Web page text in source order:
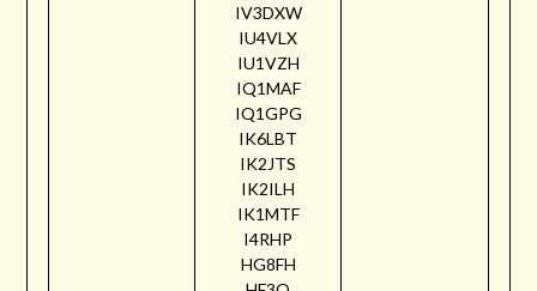
IV3DXW
IU4VLX
IU1VZH
IQ1MAF
IQ1GPG
IK6LBT
IK2JTS
IK2ILH
IK1MTF
I4RHP
HG8FH